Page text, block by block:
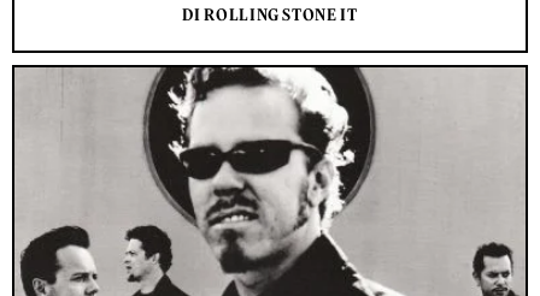
DI ROLLING STONE IT